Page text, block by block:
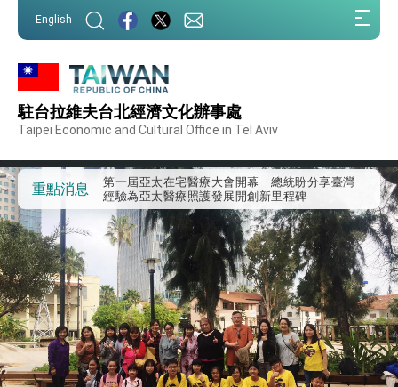
English
駐台拉維夫台北經濟文化辦事處
Taipei Economic and Cultural Office in Tel Aviv
重點消息
外交部重要言論
事處」，進一步深化台美交流合作
第一屆亞太在宅醫療大會開幕 總統盼分享臺灣
經驗為亞太醫療照護發展開創新里程碑
外交部發布WHA文宣影片「台灣醫療點亮世界」
及「台灣智慧醫療與健康產業展」預告短片，向
世界展現台灣守護全球健康的創新能量
總統出訪史瓦帝尼返國談話 強調臺灣人有權利
走向世界 盼與理念相近國家共同維護國際秩序
堅定走向世界 賴總統抵達史瓦帝尼王國進行國是
訪問
總統與五院院長新春茶敘 盼化分歧為團結、為
國家邁出合作第一步
總統農曆春節談話